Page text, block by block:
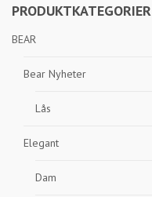
PRODUKTKATEGORIER
BEAR
Bear Nyheter
Lås
Elegant
Dam